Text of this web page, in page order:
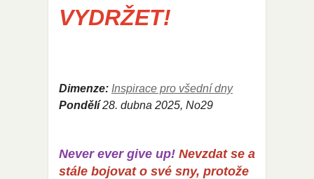
VYDRŽET!
Dimenze: Inspirace pro všední dny
Pondělí 28. dubna 2025, No29
Never ever give up! Nevzdat se a
stále bojovat o své sny, protože